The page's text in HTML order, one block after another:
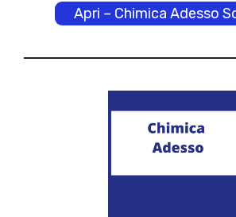
Apri – Chimica Adesso